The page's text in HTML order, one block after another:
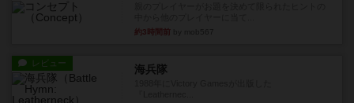
約3時間前
レビュー 海兵隊